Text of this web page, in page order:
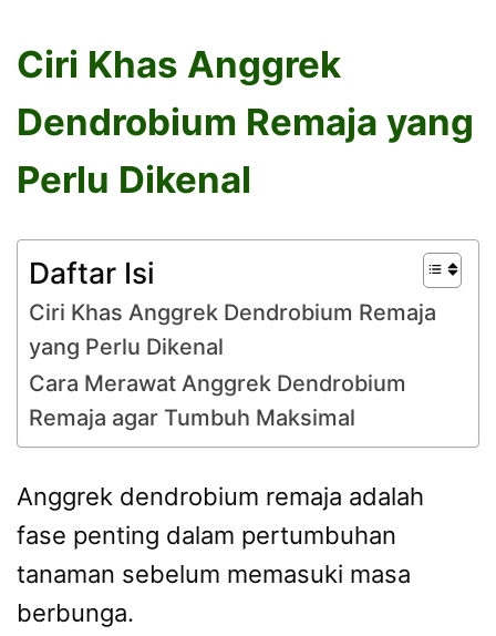
Ciri Khas Anggrek
Dendrobium Remaja yang
Perlu Dikenal
Daftar Isi
Ciri Khas Anggrek Dendrobium Remaja
yang Perlu Dikenal
Cara Merawat Anggrek Dendrobium
Remaja agar Tumbuh Maksimal
Anggrek dendrobium remaja adalah
fase penting dalam pertumbuhan
tanaman sebelum memasuki masa
berbunga.